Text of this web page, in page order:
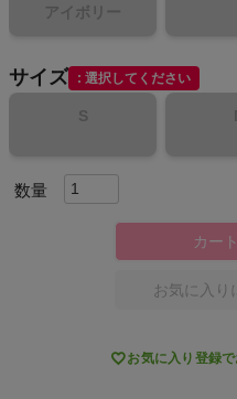
メンズスポーツウェア
レディーススポーツウェア
キャンプ・フェス
アイボリー
サイズ 選択してください
S
カー
お気に入り
お気に入り登録